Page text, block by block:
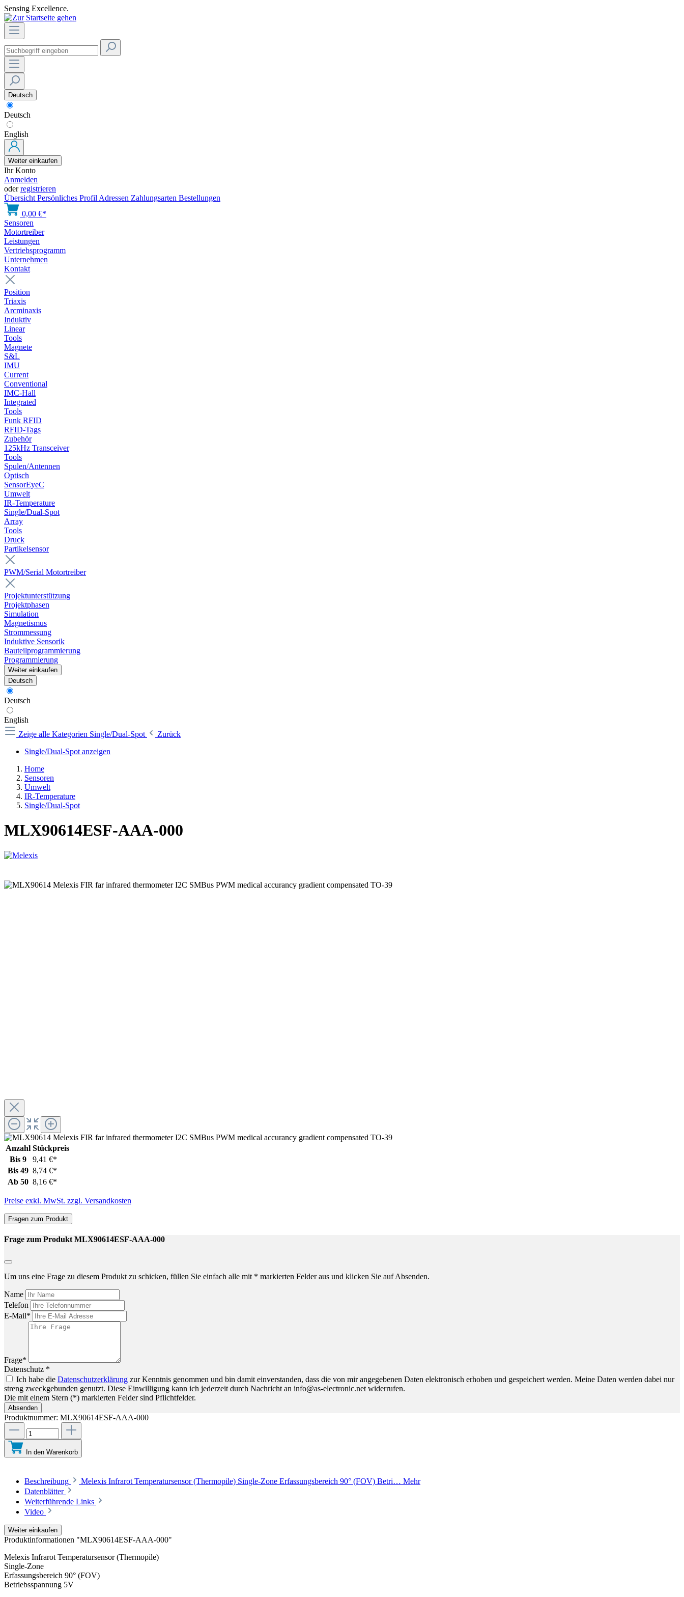
Sensing Excellence.
Deutsch
Deutsch
English
Weiter einkaufen
Ihr Konto
Anmelden
oderregistrieren
Übersicht Persönliches Profil Adressen Zahlungsarten Bestellungen
0,00 €*
Sensoren
Motortreiber
Leistungen
Vertriebsprogramm
Unternehmen
Kontakt
Position
Triaxis
Arcminaxis
Induktiv
Linear
Tools
Magnete
S&L
IMU
Current
Conventional
IMC-Hall
Integrated
Tools
Funk RFID
RFID-Tags
Zubehör
125kHz Transceiver
Tools
Spulen/Antennen
Optisch
SensorEyeC
Umwelt
IR-Temperature
Single/Dual-Spot
Array
Tools
Druck
Partikelsensor
PWM/Serial Motortreiber
Projektunterstützung
Projektphasen
Simulation
Magnetismus
Strommessung
Induktive Sensorik
Bauteilprogrammierung
Programmierung
Weiter einkaufen
Deutsch
Deutsch
English
Zeige alle Kategorien Single/Dual-Spot
Zurück
Single/Dual-Spot anzeigen
Home
Sensoren
Umwelt
IR-Temperature
Single/Dual-Spot
MLX90614ESF-AAA-000
Anzahl Stückpreis
Bis 9
9,41 €*
Bis 49 8,74 €*
Ab 50 8,16 €*
Preise exkl. MwSt. zzgl. Versandkosten
Fragen zum Produkt
Frage zum Produkt MLX90614ESF-AAA-000
Um uns eine Frage zu diesem Produkt zu schicken, füllen Sie einfach alle mit * markierten Felder aus und klicken Sie auf Absenden.
Name
Telefon
E-Mail*
Frage*
Datenschutz *
Ich habe die Datenschutzerklärung zur Kenntnis genommen und bin damit einverstanden, dass die von mir angegebenen Daten elektronisch erhoben und gespeichert werden. Meine Daten werden dabei nur
streng zweckgebunden genutzt. Diese Einwilligung kann ich jederzeit durch Nachricht an info@as-electronic.net widerrufen.
Die mit einem Stern (*) markierten Felder sind Pflichtfelder.
Absenden
Produktnummer: MLX90614ESF-AAA-000
In den Warenkorb
Beschreibung Melexis Infrarot Temperatursensor (Thermopile) Single-Zone Erfassungsbereich 90° (FOV) Betri… Mehr
Datenblätter
Weiterführende Links
Video
Weiter einkaufen
Produktinformationen "MLX90614ESF-AAA-000"
Melexis Infrarot Temperatursensor (Thermopile)
Single-Zone
Erfassungsbereich 90° (FOV)
Betriebsspannung 5V